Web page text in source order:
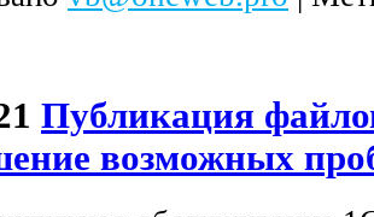
Публикация
возможных